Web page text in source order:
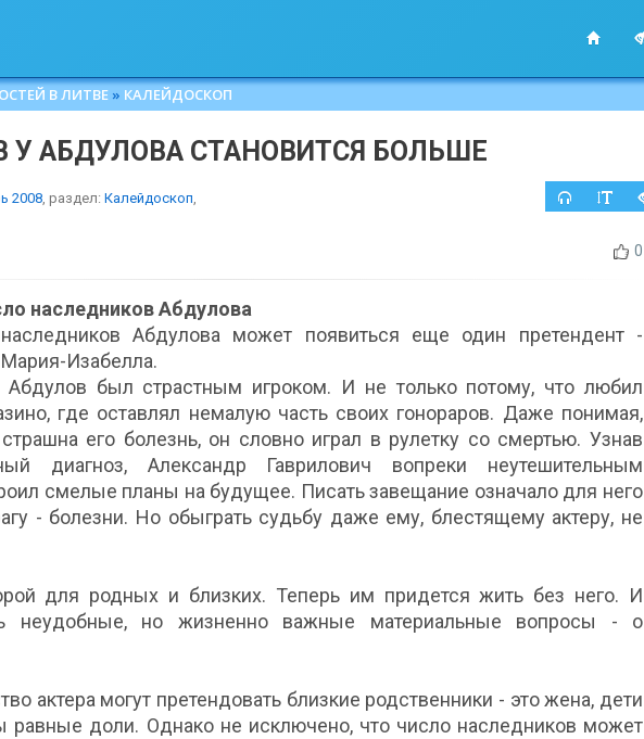
В ЛИТВЕ » КАЛЕЙДОСКОП
У АБДУЛОВА СТАНОВИТСЯ БОЛЬШЕ
2008, раздел: Калейдоскоп,
0
наследников Абдулова
Абдулова может появиться еще один претендент -
Изабелла.
Абдулов был страстным игроком. И не только потому, что любил
где оставлял немалую часть своих гонораров. Даже понимая,
его болезнь, он словно играл в рулетку со смертью. Узнав
диагноз, Александр Гаврилович вопреки неутешительным
смелые планы на будущее. Писать завещание означало для него
- болезни. Но обыграть судьбу даже ему, блестящему актеру, не
для родных и близких. Теперь им придется жить без него. И
неудобные, но жизненно важные материальные вопросы - о
актера могут претендовать близкие родственники - это жена, дети
доли. Однако не исключено, что число наследников может